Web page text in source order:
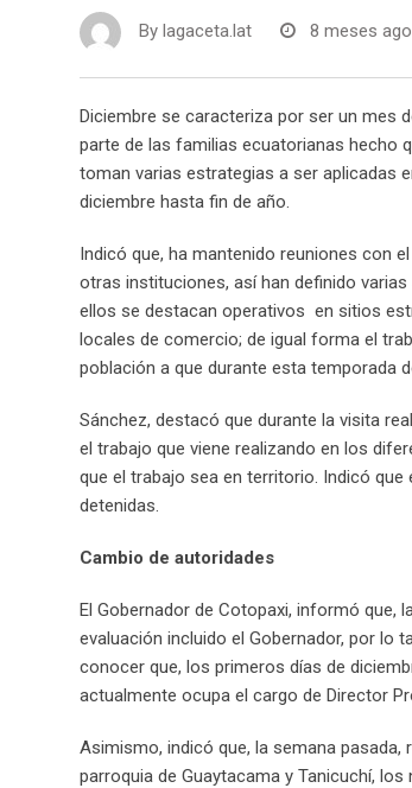
By lagaceta.lat 8 meses ago
Diciembre se caracteriza por ser un mes
parte de las familias ecuatorianas hecho
toman varias estrategias a ser aplicadas
diciembre hasta fin de año.
Indicó que, ha mantenido reuniones con
otras instituciones, así han definido
ellos se destacan operativos en sitios
locales de comercio; de igual forma el
población a que durante esta temporada
Sánchez, destacó que durante la visita
el trabajo que viene realizando en los
que el trabajo sea en territorio. Indicó
detenidas.
Cambio de autoridades
El Gobernador de Cotopaxi, informó que,
evaluación incluido el Gobernador, por lo
conocer que, los primeros días de
actualmente ocupa el cargo de Director
Asimismo, indicó que, la semana
parroquia de Guaytacama y Tanicuchí,